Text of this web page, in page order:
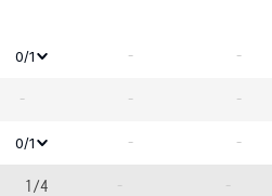
0/1 - -
- - -
0/1 - -
1/4 - -